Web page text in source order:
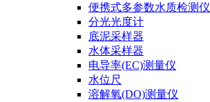
便携式多参数水质检测仪
分光光度计
底泥采样器
水体采样器
电导率(EC)测量仪
水位尺
溶解氧(DO)测量仪